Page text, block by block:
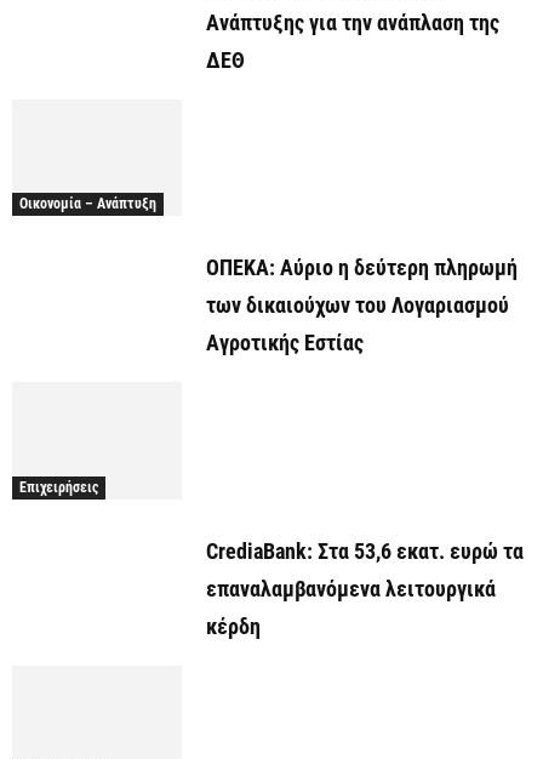
Ανάπτυξης για την ανάπλαση της
ΔΕΘ
Οικονομία – Ανάπτυξη
ΟΠΕΚΑ: Αύριο η δεύτερη πληρωμή
των δικαιούχων του Λογαριασμού
Αγροτικής Εστίας
Επιχειρήσεις
CrediaBank: Στα 53,6 εκατ. ευρώ τα
επαναλαμβανόμενα λειτουργικά
κέρδη